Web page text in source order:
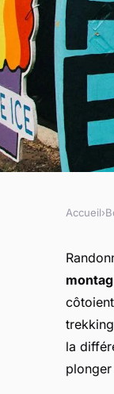
les
?
Accueil›
la